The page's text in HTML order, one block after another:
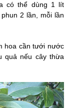
có thể dùng 1 lít
2 lần, mỗi lần
hoa cần tưới nước
quả nếu cây thừa